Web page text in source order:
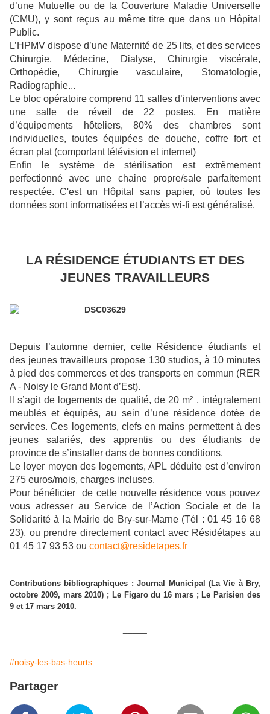
d’une Mutuelle ou de la Couverture Maladie Universelle
(CMU), y sont reçus au même titre que dans un Hôpital
Public.
L’HPMV dispose d’une Maternité de 25 lits, et des services
Chirurgie, Médecine, Dialyse, Chirurgie viscérale,
Orthopédie, Chirurgie vasculaire, Stomatologie,
Radiographie...
Le bloc opératoire comprend 11 salles d’interventions avec
une salle de réveil de 22 postes. En matière
d’équipements hôteliers, 80% des chambres sont
individuelles, toutes équipées de douche, coffre fort et
écran plat (comportant télévision et internet)
Enfin le système de stérilisation est extrêmement
perfectionné avec une chaine propre/sale parfaitement
respectée. C'est un Hôpital sans papier, où toutes les
données sont informatisées et l’accès wi-fi est généralisé.
LA RÉSIDENCE ÉTUDIANTS ET DES
JEUNES TRAVAILLEURS
Depuis l’automne dernier, cette Résidence étudiants et
des jeunes travailleurs propose 130 studios, à 10 minutes
à pied des commerces et des transports en commun (RER
A - Noisy le Grand Mont d’Est).
Il s’agit de logements de qualité, de 20 m² , intégralement
meublés et équipés, au sein d’une résidence dotée de
services. Ces logements, clefs en mains permettent à des
jeunes salariés, des apprentis ou des étudiants de
province de s’installer dans de bonnes conditions.
Le loyer moyen des logements, APL déduite est d’environ
275 euros/mois, charges incluses.
Pour bénéficier
de cette nouvelle résidence vous pouvez
vous adresser au Service de l’Action Sociale et de la
Solidarité à la Mairie de Bry-sur-Marne (Tél : 01 45 16 68
23), ou prendre directement contact avec Résidétapes au
01 45 17 93 53 ou contact@residetapes.fr
Contributions bibliographiques : Journal Municipal (La Vie à Bry,
octobre 2009, mars 2010) ; Le Figaro du 16 mars ; Le Parisien des
9 et 17 mars 2010.
#noisy-les-bas-heurts
Partager